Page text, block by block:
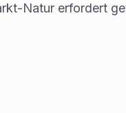
Natur erfordert